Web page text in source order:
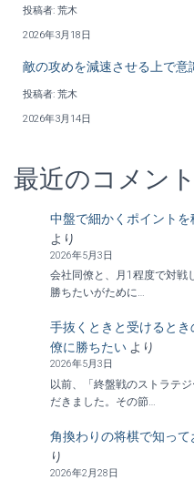
投稿者: 荒木
2026年3月18日
敵の攻めを減速させる上で意
投稿者: 荒木
2026年3月14日
最近のコメント
中盤で細かくポイントを
より
2026年5月3日
会社同僚と、月1程度で対戦
勝ちたいがために…
手抜くときと受けると
僚に勝ちたい より
2026年5月3日
以前、「終盤戦のストラテ
だきました。その節…
角換わりの将棋で知っ
り
2026年2月28日